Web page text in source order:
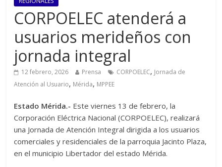
CORPOELEC atenderá a
usuarios merideños con
jornada integral
12 febrero, 2026 Prensa CORPOELEC, Jornada de
Atención al Usuario, Mérida, MPPEE
Estado Mérida.- Este viernes 13 de febrero, la
Corporación Eléctrica Nacional (CORPOELEC), realizará
una Jornada de Atención Integral dirigida a los usuarios
comerciales y residenciales de la parroquia Jacinto Plaza,
en el municipio Libertador del estado Mérida.